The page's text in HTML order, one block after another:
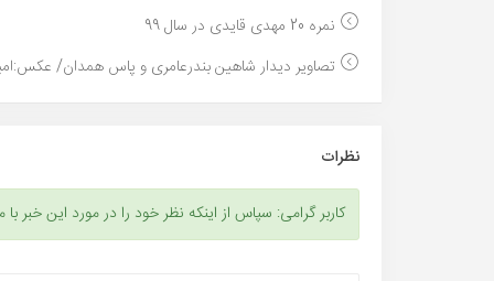
نمره 20 مهدی قایدی در سال 99
تصاویر دیدار شاهین بندرعامری و پاس همدان/
نظرات
کاربر گرامی: سپاس از اینکه نظر خود را در مورد این خبر